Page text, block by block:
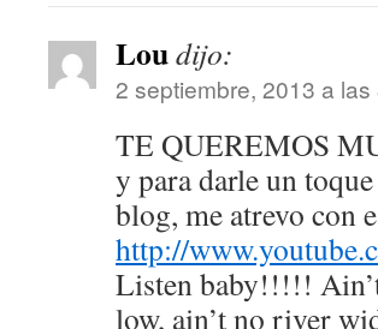
Loudijo:
2 septiembre, 2013 a las
TE QUEREMOS
y para darle un
blog, me atrevo con
http://
Listen baby!!!!!
low, ain’t no river